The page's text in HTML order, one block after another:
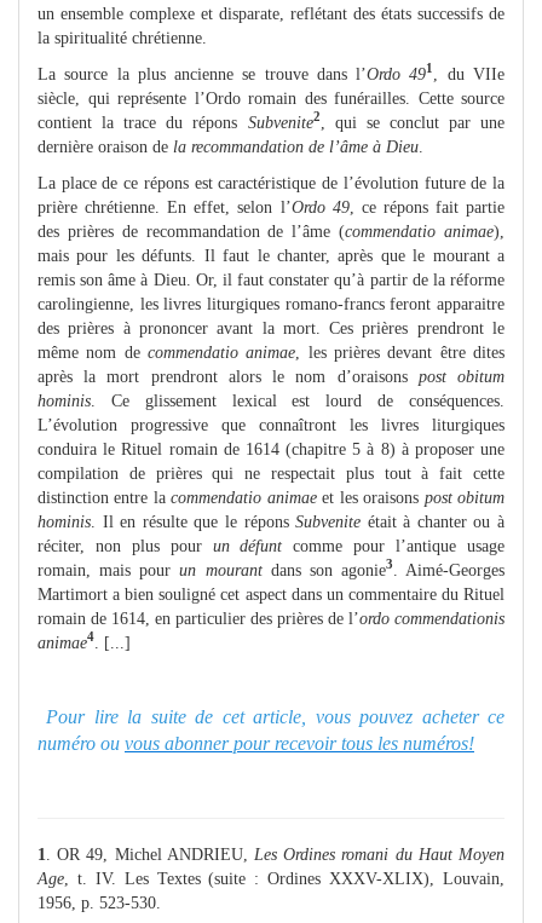
un ensemble complexe et disparate, reflétant des états successifs de
la spiritualité chrétienne.
La source la plus ancienne se trouve dans l’Ordo 491
, du VIIe
siècle, qui représente l’Ordo romain des funérailles. Cette source
contient la trace du répons Subvenite2
, qui se conclut par une
dernière oraison de la recommandation de l’âme à Dieu
La place de ce répons est caractéristique de l’évolution future de la
prière chrétienne. En effet, selon l’Ordo 49, ce répons fait partie
des prières de recommandation de l’âme (commendatio animae),
mais pour les défunts. Il faut le chanter, après que le mourant a
remis son âme à Dieu. Or, il faut constater qu’à partir de la réforme
carolingienne, les livres liturgiques romano-francs feront apparaitre
des prières à prononcer avant la mort. Ces prières prendront le
même nom de commendatio animae , les prières devant être dites
après la mort prendront alors le nom d’oraisons post obitum
hominis . Ce glissement lexical est lourd de conséquences.
L’évolution progressive que connaîtront les livres liturgiques
conduira le Rituel romain de 1614 (chapitre 5 à 8) à proposer une
compilation de prières qui ne respectait plus tout à fait cette
distinction entre lacommendatio animaeet les oraisons post obitum
hominis . Il en résulte que le réponsSubvenite était à chanter ou à
réciter, non plus pour un défuntcomme pour l’antique usage
romain, mais pourun mourant dans son agonie3
. Aimé-Georges
Martimort a bien souligné cet aspect dans un commentaire du Rituel
romain de 1614, en particulier des prières de l’ordo commendationis
animae4 . [...]
Pour lire la suite de cet article, vous pouvez acheter ce
numéro ou vous abonner pour recevoir tous les numéros!
1 . OR 49, Michel ANDRIEU, Les Ordines romani du Haut Moyen
Age , t. IV. Les Textes (suite : Ordines XXXV-XLIX), Louvain,
1956, p. 523-530.